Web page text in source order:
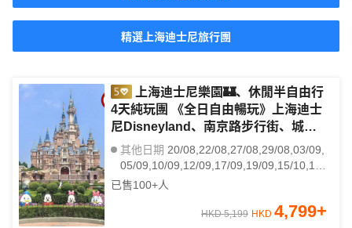
精選上海迪士尼旅行團
上海迪士尼樂園🏰、休閒半自由行
4天純玩團 《全日自由暢玩》上海迪士
尼Disneyland、南京路步行街、城隍
廟商圈、武康路、思南公館、一天自由
活動、3晚國際品牌酒店
其他日期 20/08,22/08,27/08,29/08,03/09,
05/09,10/09,12/09,17/09,19/09,15/10,17/
10,22/10,24/10,29/10,31/10,05/11,07/11,
已售100+人
HKD 5,199 HKD 4,799+